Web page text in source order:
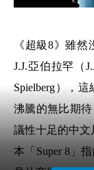
《超級8》雖然
J.J.亞伯拉罕（
Spielberg），這
沸騰的無比期
議性十足的中文
本「 Super 8」